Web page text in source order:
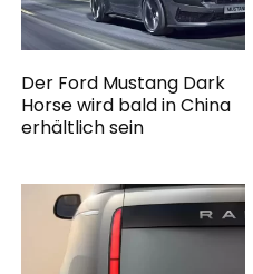
Der Ford Mustang Dark
Horse wird bald in China
erhältlich sein